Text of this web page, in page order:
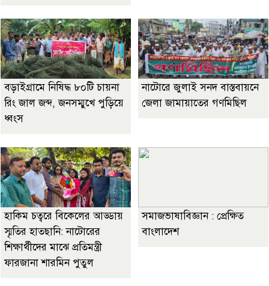
বড়াইগ্রামে নিষিদ্ধ ৮০টি চায়না
রিং জাল জব্দ, জনসম্মুখে পুড়িয়ে
ধ্বংস
নাটোরে জুলাই সনদ বাস্তবায়নে
জেলা জামায়াতের গণমিছিল
হাকিম চত্বরে বিকেলের আড্ডায়
স্মৃতির হাতছানি: নাটোরের
শিক্ষার্থীদের মাঝে প্রতিমন্ত্রী
ফারজানা শারমিন পুতুল
সমাজভাষাবিজ্ঞান : প্রেক্ষিত
বাংলাদেশ